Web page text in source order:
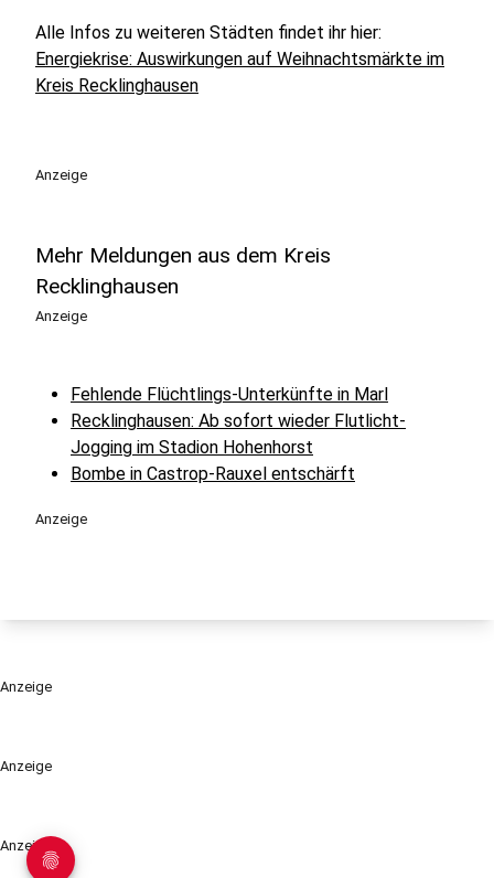
Anzeige
Anzeige
Alle Infos zu weiteren Städten findet ihr hier:
Energiekrise: Auswirkungen auf Weihnachtsmärkte im
Kreis Recklinghausen
Anzeige
Mehr Meldungen aus dem Kreis
Recklinghausen
Anzeige
Fehlende Flüchtlings-Unterkünfte in Marl
Recklinghausen: Ab sofort wieder Flutlicht-
Jogging im Stadion Hohenhorst
Bombe in Castrop-Rauxel entschärft
Anzeige
Anzeige